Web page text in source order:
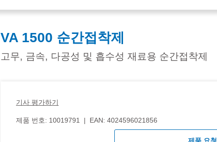
VA 1500 순간접착제
고무, 금속, 다공성 및 흡수성 재료용 순간접착제
기사 평가하기
제품 번호: 10019791 | EAN: 4024596021856